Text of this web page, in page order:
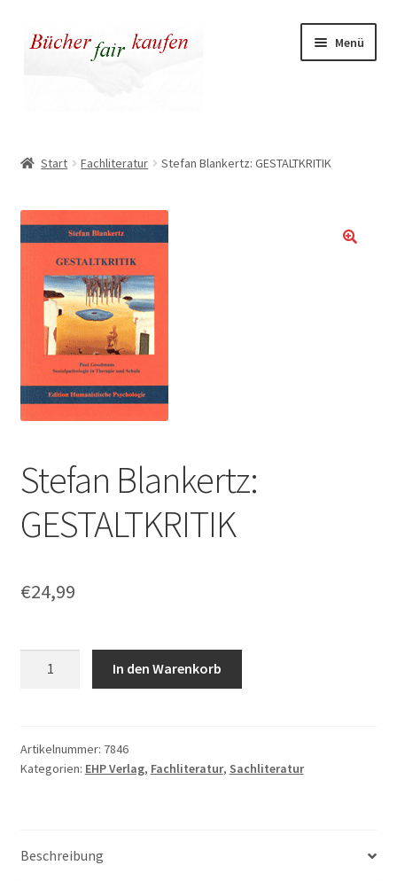
Zur
Navigation
Zum
Inhalt
Menü
Warenkorb
Warum fair kaufen
Start Fachliteratur Stefan Blankertz: GESTALTKRITIK
Stefan Blankertz:
GESTALTKRITIK
€24,99
In den Warenkorb
Artikelnummer: 7846
Kategorien: EHP Verlag, Fachliteratur, Sachliteratur
Beschreibung